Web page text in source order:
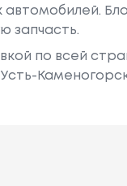
запчасть.
по всей